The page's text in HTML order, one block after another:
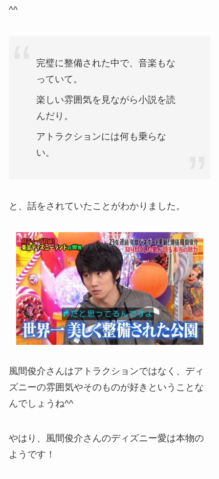
^^
完璧に整備された中で、音楽もな
っていて。
楽しい雰囲気を見ながら小説を読
んだり。
アトラクションには何も乗らな
い。
と、話をされていたことがわかりました。
風間俊介さんはアトラクションではなく、ディ
ズニーの雰囲気やそのものが好きということな
んでしょうね^^
やはり、風間俊介さんのディズニー愛は本物の
ようです！